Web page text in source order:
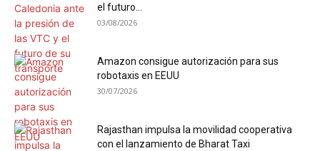
el futuro...
03/08/2026
Amazon consigue autorización para sus
robotaxis en EEUU
30/07/2026
Rajasthan impulsa la movilidad cooperativa
con el lanzamiento de Bharat Taxi